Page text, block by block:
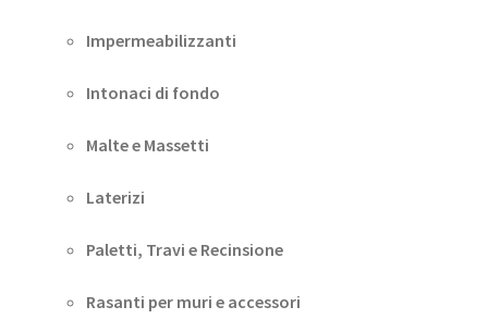
Impermeabilizzanti
Intonaci di fondo
Malte e Massetti
Laterizi
Paletti, Travi e Recinsione
Rasanti per muri e accessori